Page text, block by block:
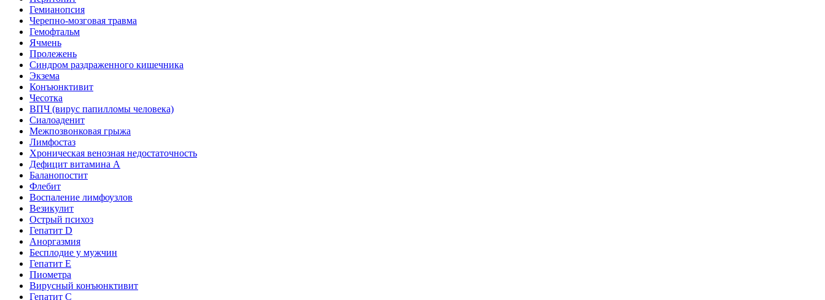
Гемианопсия
Черепно-мозговая травма
Гемофтальм
Ячмень
Пролежень
Синдром раздраженного кишечника
Экзема
Конъюнктивит
Чесотка
ВПЧ (вирус папилломы человека)
Сиалоаденит
Межпозвонковая грыжа
Лимфостаз
Хроническая венозная недостаточность
Дефицит витамина А
Баланопостит
Флебит
Воспаление лимфоузлов
Везикулит
Острый психоз
Гепатит D
Аноргазмия
Бесплодие у мужчин
Гепатит E
Пиометра
Вирусный конъюнктивит
Гепатит C